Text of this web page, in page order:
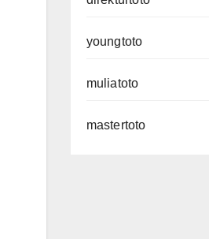
youngtoto
muliatoto
mastertoto